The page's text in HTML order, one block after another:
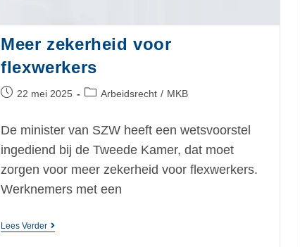
Meer zekerheid voor
flexwerkers
22 mei 2025 Arbeidsrecht / MKB
De minister van SZW heeft een wetsvoorstel
ingediend bij de Tweede Kamer, dat moet
zorgen voor meer zekerheid voor flexwerkers.
Werknemers met een
Lees Verder